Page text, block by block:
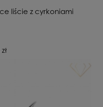
liście z cyrkoniami